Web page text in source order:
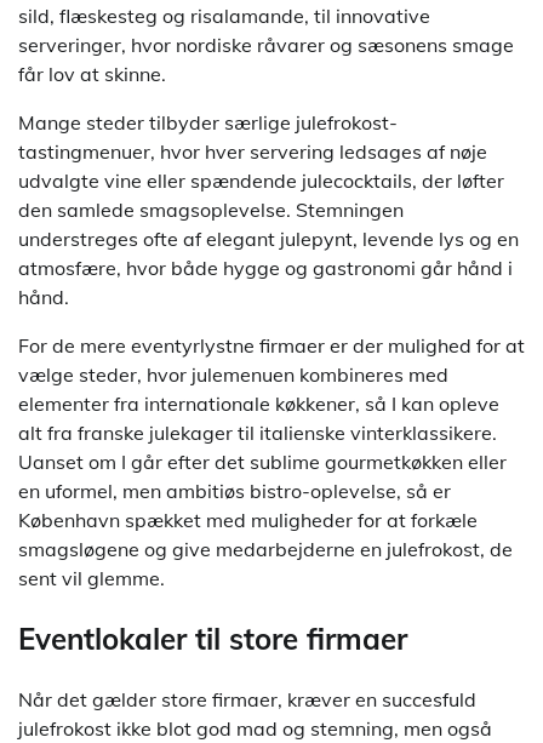
sild, flæskesteg og risalamande, til innovative
serveringer, hvor nordiske råvarer og sæsonens smage
får lov at skinne.
Mange steder tilbyder særlige julefrokost-
tastingmenuer, hvor hver servering ledsages af nøje
udvalgte vine eller spændende julecocktails, der løfter
den samlede smagsoplevelse. Stemningen
understreges ofte af elegant julepynt, levende lys og en
atmosfære, hvor både hygge og gastronomi går hånd i
hånd.
For de mere eventyrlystne firmaer er der mulighed for at
vælge steder, hvor julemenuen kombineres med
elementer fra internationale køkkener, så I kan opleve
alt fra franske julekager til italienske vinterklassikere.
Uanset om I går efter det sublime gourmetkøkken eller
en uformel, men ambitiøs bistro-oplevelse, så er
København spækket med muligheder for at forkæle
smagsløgene og give medarbejderne en julefrokost, de
sent vil glemme.
Eventlokaler til store firmaer
Når det gælder store firmaer, kræver en succesfuld
julefrokost ikke blot god mad og stemning, men også